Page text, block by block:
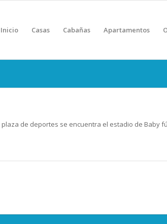
Inicio Casas Cabañas Apartamentos
de deportes se encuentra el estadio de